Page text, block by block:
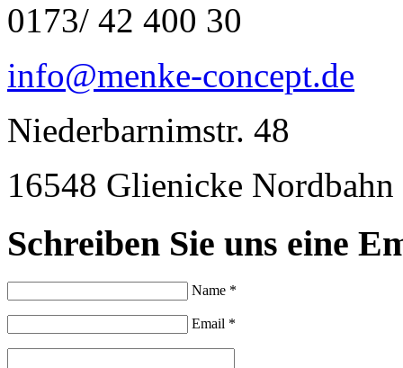
0173/ 42 400 30
info@menke-concept.de
Niederbarnimstr. 48
16548 Glienicke Nordbahn
Schreiben Sie uns eine
Name *
Email *